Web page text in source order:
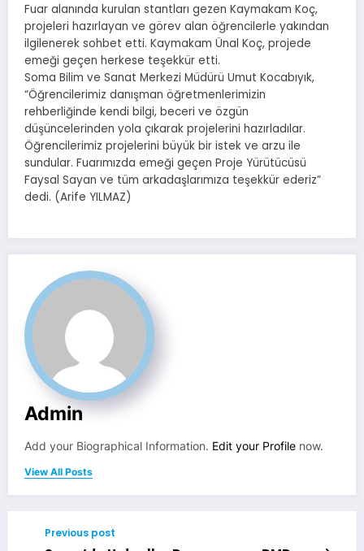
Fuar alanında kurulan stantları gezen Kaymakam Koç,
projeleri hazırlayan ve görev alan öğrencilerle yakından
ilgilenerek sohbet etti. Kaymakam Ünal Koç, projede
emeği geçen herkese teşekkür etti.
Soma Bilim ve Sanat Merkezi Müdürü Umut Kocabıyık,
“Öğrencilerimiz danışman öğretmenlerimizin
rehberliğinde kendi bilgi, beceri ve özgün
düşüncelerinden yola çıkarak projelerini hazırladılar.
Öğrencilerimiz projelerini büyük bir istek ve arzu ile
sundular. Fuarımızda emeği geçen Proje Yürütücüsü
Faysal Sayan ve tüm arkadaşlarımıza teşekkür ederiz”
dedi. (Arife YILMAZ)
Admin
Add your Biographical Information. Edit your Profile now.
View All Posts
Previous post